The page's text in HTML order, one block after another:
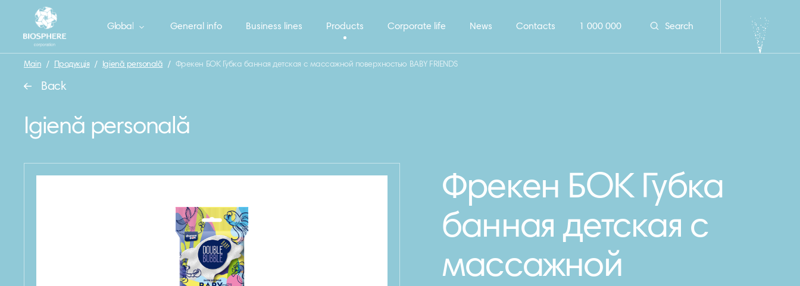
General info Business lines Products Corporate life News Contacts 1 000 000 Search
Global
Main / Продукція / Igienă personală / Фрекен БОК Губка банная детская с массажной поверхностью BABY FRIENDS
Back
Igienă personală
Фрекен БОК Губка
банная детская с
массажной